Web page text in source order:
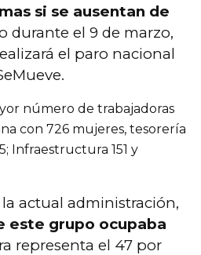
si se ausentan de
durante el 9 de marzo,
el paro nacional
número de trabajadoras
con 726 mujeres, tesorería
Infraestructura 151 y
actual administración,
este grupo ocupaba
representa el 47 por